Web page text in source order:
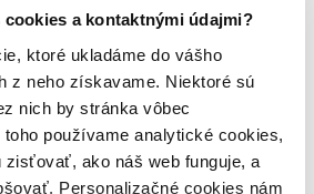
a kontaktnými údajmi?
ktoré ukladáme do vášho
z neho získavame. Niektoré sú
nich by stránka vôbec
používame analytické cookies,
zisťovať, ako náš web funguje, a
Personalizačné cookies nám
for high school students.
of all levels up to the highest
level, this will appeal...Zobraziť viac
🍎 Vypredané